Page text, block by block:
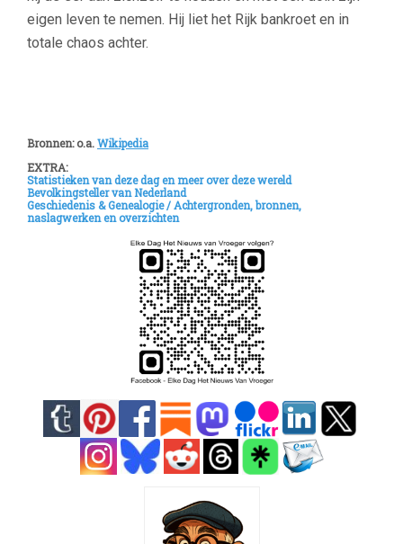
eigen leven te nemen. Hij liet het Rijk bankroet en in
totale chaos achter.
Bronnen: o.a.Wikipedia
EXTRA:
Statistieken van deze dag en meer over deze wereld
Bevolkingsteller van Nederland
Geschiedenis & Genealogie /Achtergronden, bronnen,
naslagwerken en overzichten